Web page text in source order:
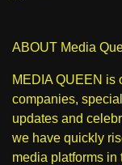
ABOUT Media
MEDIA QUEEN is
companies,
updates and
we have quickly
media platforms in